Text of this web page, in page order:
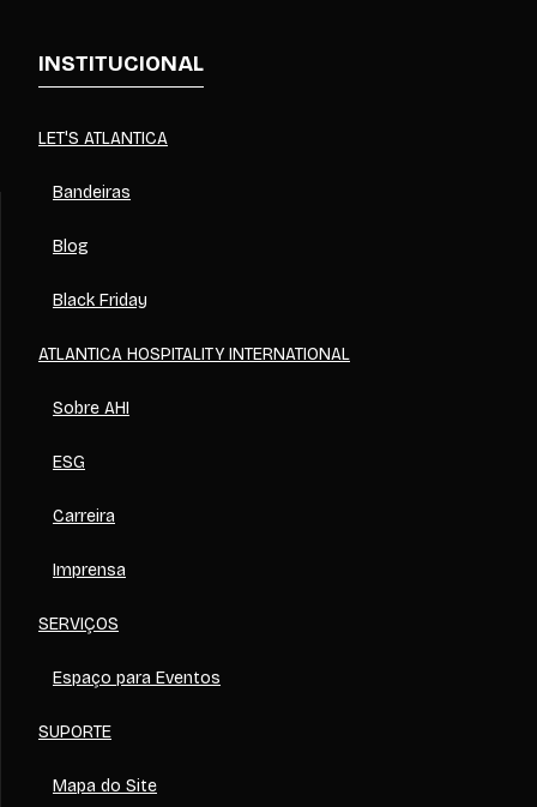
INSTITUCIONAL
LET'S ATLANTICA
Bandeiras
Blog
Black Friday
ATLANTICA HOSPITALITY INTERNATIONAL
Sobre AHI
ESG
Carreira
Imprensa
SERVIÇOS
Espaço para Eventos
SUPORTE
Mapa do Site